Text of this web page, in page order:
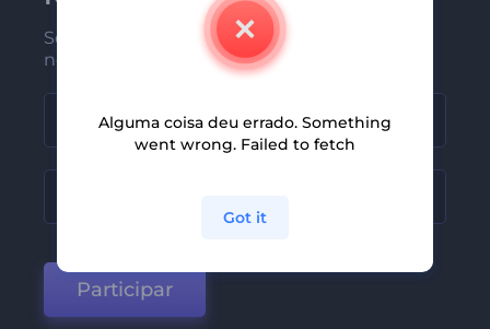
Seja um dos primeiros a receber
nossas últimas novidades e ofertas
Participar
Alguma coisa deu errado. Something
went wrong. Failed to fetch
Got it